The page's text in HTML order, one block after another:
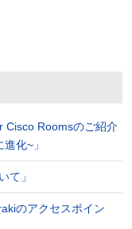
Cisco Roomsのご紹介
化~」
て」
のアクセスポイン